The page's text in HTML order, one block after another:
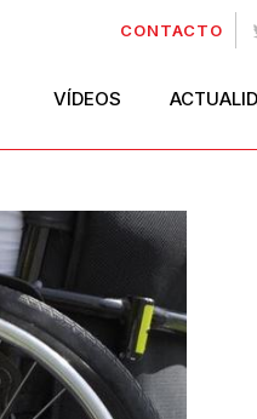
CONTACTO
VÍDEOS